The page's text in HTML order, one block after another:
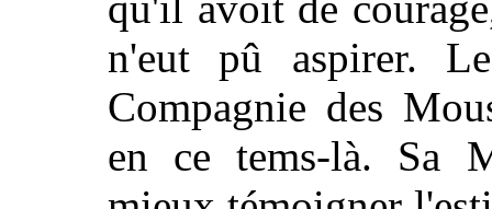
n'eut pû aspirer.
Compagnie des
en ce tems-là. Sa